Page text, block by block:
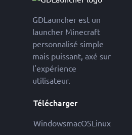
GDLauncher est un
launcher Minecraft
personnalisé simple
mais puissant, axé sur
l'expérience
utilisateur.
Télécharger
WindowsmacOSLinux